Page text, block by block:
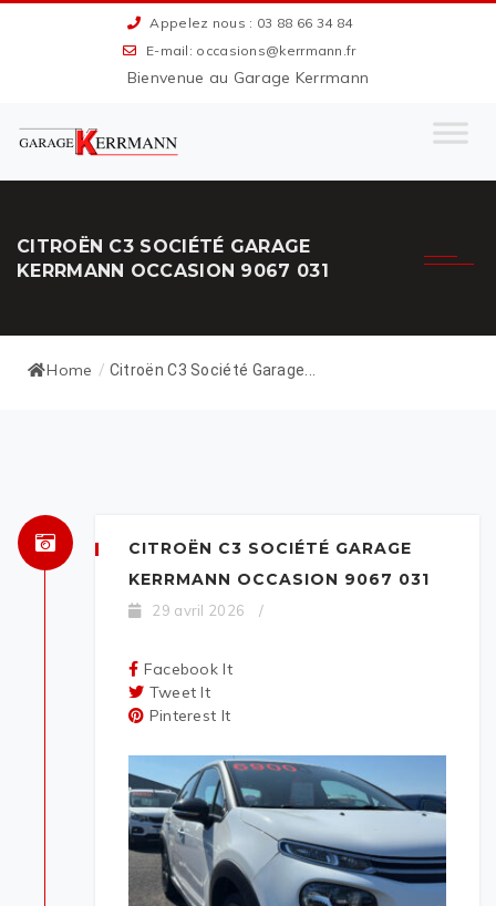
Appelez nous : 03 88 66 34 84
E-mail: occasions@kerrmann.fr
Bienvenue au Garage Kerrmann
CITROËN C3 SOCIÉTÉ GARAGE
KERRMANN OCCASION 9067 031
Home / Citroën C3 Société Garage...
CITROËN C3 SOCIÉTÉ GARAGE
KERRMANN OCCASION 9067 031
29 avril 2026 /
Facebook It
Tweet It
Pinterest It